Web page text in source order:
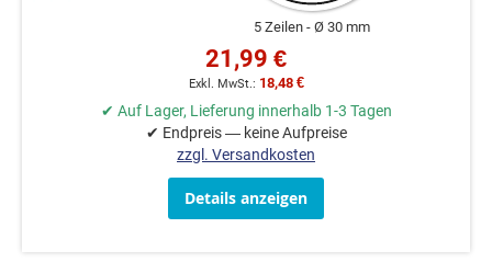
5 Zeilen Ø 30 mm
21,99 €
18,48 €
✔ Auf Lager, Lieferung innerhalb 1-3 Tagen
✔ Endpreis — keine Aufpreise
zzgl. Versandkosten
Details anzeigen